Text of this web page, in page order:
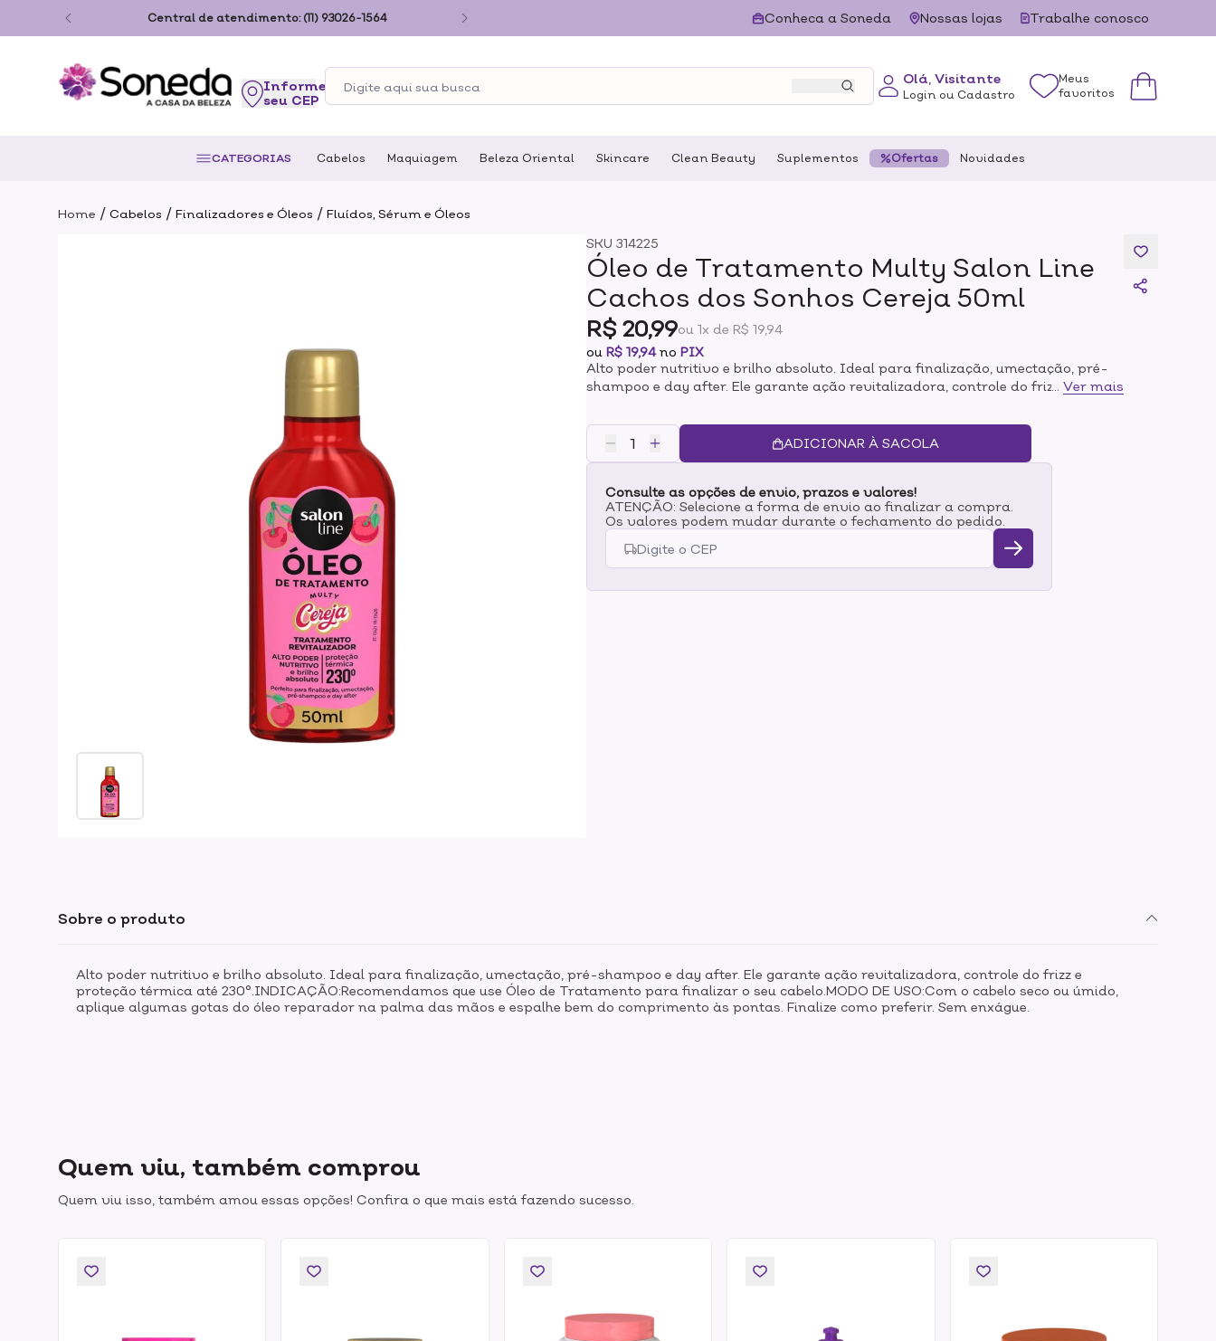
Central de atendimento: (11) 93026-1564 Conheca a Soneda Nossas lojas Trabalhe conosco
seu CEP
Olá, Visitante
Login ou Cadastro
Meus
favoritos
CATEGORIAS Cabelos Maquiagem Beleza Oriental Skincare Clean Beauty Suplementos Ofertas Novidades
Home / Cabelos / Finalizadores e Óleos / Fluídos, Sérum e Óleos
SKU314225
Óleo de Tratamento Multy Salon Line
Cachos dos Sonhos Cereja 50ml
R$ 20,99ou 1x de R$ 19,94
ouR$ 19,94noPIX
Alto poder nutritivo e brilho absoluto. Ideal para finalização, umectação, pré-
shampoo e day after. Ele garante ação revitalizadora, controle do frizz e
Tratamento para finalizar o seu cabelo.MODO DE USO:Com o cabelo seco ou
úmido, aplique algumas gotas do óleo reparador na palma das mãos e espalhe
bem do comprimento às pontas. Finalize como preferir. Sem enxágue.
Ver mais
ADICIONAR À SACOLA
Consulte as opções de envio, prazos e valores!
ATENÇÃO: Selecione a forma de envio ao finalizar a compra.
Os valores podem mudar durante o fechamento do pedido.
Sobre o produto
Alto poder nutritivo e brilho absoluto. Ideal para finalização, umectação, pré-shampoo e day after. Ele garante ação revitalizadora, controle do frizz e
proteção térmica até 230°.INDICAÇÃO:Recomendamos que use Óleo de Tratamento para finalizar o seu cabelo.MODO DE USO:Com o cabelo seco ou úmido,
aplique algumas gotas do óleo reparador na palma das mãos e espalhe bem do comprimento às pontas. Finalize como preferir. Sem enxágue.
Quem viu, também comprou
Quem viu isso, também amou essas opções! Confira o que mais está fazendo sucesso.